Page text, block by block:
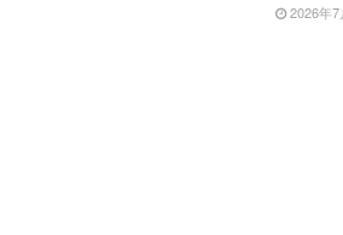
2026年7